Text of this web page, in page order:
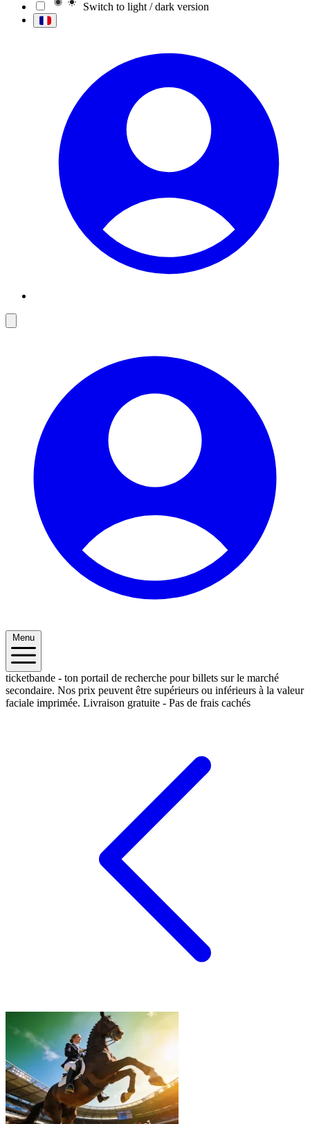
Switch to light / dark version
Menu
ticketbande - ton portail de recherche pour billets sur le marché
secondaire. Nos prix peuvent être supérieurs ou inférieurs à la valeur
faciale imprimée. Livraison gratuite - Pas de frais cachés